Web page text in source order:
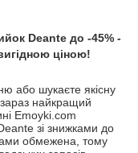
Deante до -45% -
ціною!
або шукаєте якісну
найкращий
Emoyki.com
зі знижками до
обмежена, тому